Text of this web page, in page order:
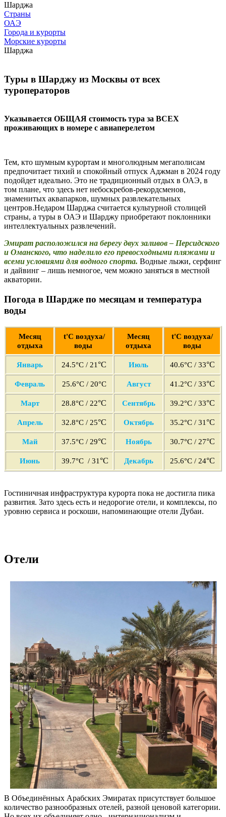
Шарджа
Страны
ОАЭ
Города и курорты
Морские курорты
Шарджа
Туры в Шарджу из Москвы от всех
туроператоров
Указывается ОБЩАЯ стоимость тура за ВСЕХ
проживающих в номере с авиаперелетом
Тем, кто шумным курортам и многолюдным мегаполисам
предпочитает тихий и спокойный отпуск Аджман в 2024 году
подойдет идеально. Это не традиционный отдых в ОАЭ, в
том плане, что здесь нет небоскребов-рекордсменов,
знаменитых аквапарков, шумных развлекательных
центров.Недаром Шарджа считается культурной столицей
страны, а туры в ОАЭ и Шарджу приобретают поклонники
интеллектуальных развлечений.
Эмират расположился на берегу двух заливов – Персидского
и Оманского, что наделило его превосходными пляжами и
всеми условиями для водного спорта. Водные лыжи, серфинг
и дайвинг – лишь немногое, чем можно заняться в местной
акватории.
Погода в Шардже по месяцам и температура
воды
Месяц
отдыха
t'С воздуха/
воды
Месяц
отдыха
t'С воздуха/
воды
Январь 24.5°C / 21°C Июль 40.6°C / 33°C
Февраль 25.6°C / 20°C Август 41.2°C / 33°C
Март 28.8°C / 22°C Сентябрь 39.2°C / 33°C
Апрель 32.8°C / 25°C Октябрь 35.2°C / 31°C
Май 37.5°C / 29°C Ноябрь 30.7°C / 27°C
Июнь 39.7°C / 31°C Декабрь 25.6°C / 24°C
Гостиничная инфраструктура курорта пока не достигла пика
развития. Зато здесь есть и недорогие отели, и комплексы, по
уровню сервиса и роскоши, напоминающие отели Дубаи.
Отели
В Объединённых Арабских Эмиратах присутствует большое
количество разнообразных отелей, разной ценовой категории.